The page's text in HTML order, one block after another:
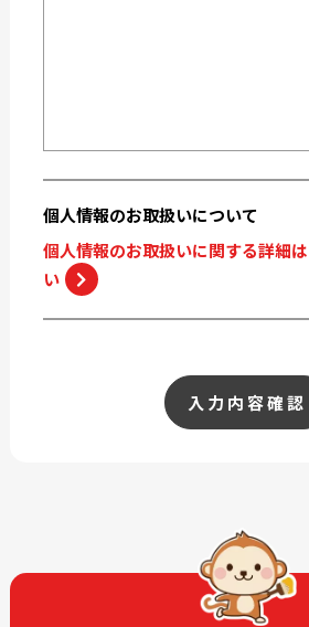
個人情報のお取扱いについて
個人情報のお取扱いに関する詳細
い
入力内容確認